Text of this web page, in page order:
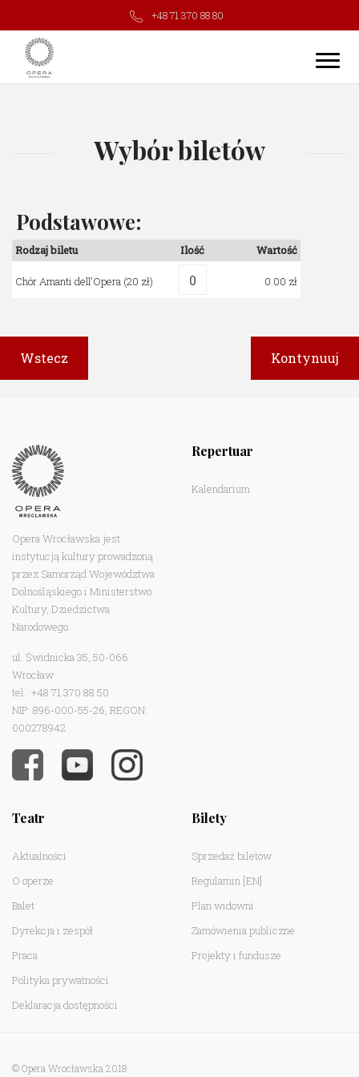
+48 71 370 88 80
Wybór biletów
Podstawowe:
Rodzaj biletu Ilość Wartość
Chór Amanti dell'Opera (20 zł) 0.00
Opera Wrocławska jest
instytucją kultury prowadzoną
przez Samorząd Województwa
Dolnośląskiego i Ministerstwo
Kultury, Dziedzictwa
Narodowego.
ul. Świdnicka 35, 50-066
Wrocław
tel.: +48 71 370 88 50
NIP: 896-000-55-26, REGON:
000278942
Repertuar
Kalendarium
Teatr
Aktualności
O operze
Balet
Dyrekcja i zespół
Praca
Polityka prywatności
Deklaracja dostępności
Bilety
Sprzedaż biletów
Regulamin [EN]
Plan widowni
Zamówienia publiczne
Projekty i fundusze
© Opera Wrocławska 2018